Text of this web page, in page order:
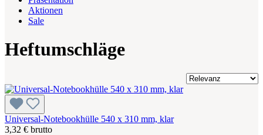
Aktionen
Sale
Heftumschläge
Universal-Notebookhülle 540 x 310 mm, klar
3,32 € brutto